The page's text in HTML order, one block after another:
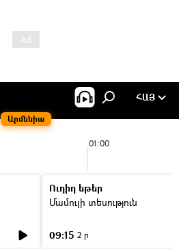
Արմենիա
ՀԱՅ
01:00
Ուղիղ եթեր
Մամուլի տեսություն
09:15 2 ր